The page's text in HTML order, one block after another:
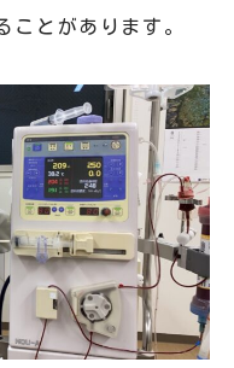
ことがあります。